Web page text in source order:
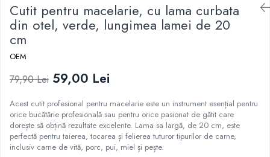
Cutit pentru macelarie, cu lama curbata
din otel, verde, lungimea lamei de 20
cm
OEM
79,90 Lei 59,00 Lei
Acest cutit profesional pentru macelarie este un instrument esențial pentru
orice bucătărie profesională sau pentru orice pasionat de gătit care
dorește să obțină rezultate excelente. Lama sa largă, de 20 cm, este
perfectă pentru taierea, tocarea și felierea tuturor tipurilor de carne,
inclusiv carne de vită, porc, pui, miel și pește.